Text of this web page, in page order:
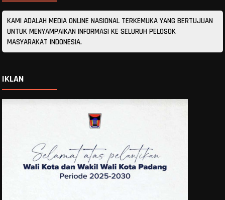
KAMI ADALAH MEDIA ONLINE NASIONAL TERKEMUKA YANG BERTUJUAN
UNTUK MENYAMPAIKAN INFORMASI KE SELURUH PELOSOK
MASYARAKAT INDONESIA.
IKLAN